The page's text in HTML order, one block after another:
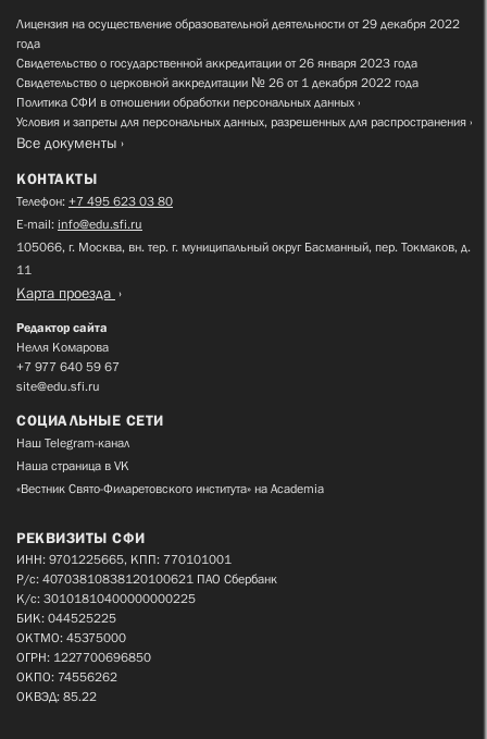
Лицензия на осуществление образовательной деятельности от 29 декабря 2022
года
Свидетельство о государственной аккредитации от 26 января 2023 года
Свидетельство о церковной аккредитации № 26 от 1 декабря 2022 года
Политика СФИ в отношении обработки персональных данных
Условия и запреты для персональных данных, разрешенных для распространения
Все документы
КОНТАКТЫ
Телефон: +7 495 623 03 80
E-mail: info@edu.sfi.ru
105066, г. Москва, вн. тер. г. муниципальный округ Басманный, пер. Токмаков, д.
11
Карта проезда
Редактор сайта
Нелля Комарова
+7 977 640 59 67
site@edu.sfi.ru
СОЦИАЛЬНЫЕ СЕТИ
Наш Telegram-канал
Наша страница в VK
«Вестник Свято-Филаретовского института» на Academia
РЕКВИЗИТЫ СФИ
ИНН: 9701225665, КПП: 770101001
Р/с: 40703810838120100621 ПАО Сбербанк
К/с: 30101810400000000225
БИК: 044525225
ОКТМО: 45375000
ОГРН: 1227700696850
ОКПО: 74556262
ОКВЭД: 85.22